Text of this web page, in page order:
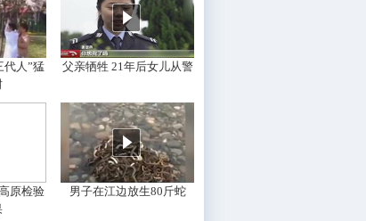
代人”猛
父亲牺牲 21年后女儿从警
原检验
男子在江边放生80斤蛇